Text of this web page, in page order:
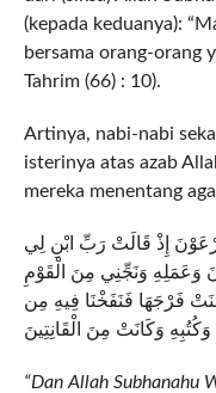
(kepada keduanya):
bersama orang-orang
Tahrim (66) : 10).
Artinya, nabi-nabi
isterinya atas azab
mereka menentang
إِذْ قَالَتْ رَبِّ ابْنِ لِي
وَعَمَلِهِ وَنَجِّنِي مِنَ الْقَوْمِ
فَرْجَهَا فَنَفَخْنَا فِيهِ مِن
وَكَانَتْ مِنَ الْقَانِتِينَ
“Dan Allah Subhanahu